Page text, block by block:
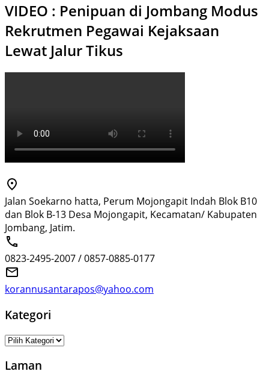
VIDEO : Penipuan di Jombang Modus
Rekrutmen Pegawai Kejaksaan
Lewat Jalur Tikus
Jalan Soekarno hatta, Perum Mojongapit Indah Blok B10
dan Blok B-13 Desa Mojongapit, Kecamatan/ Kabupaten
Jombang, Jatim.
0823-2495-2007 / 0857-0885-0177
korannusantarapos@yahoo.com
Kategori
Kategori
Laman